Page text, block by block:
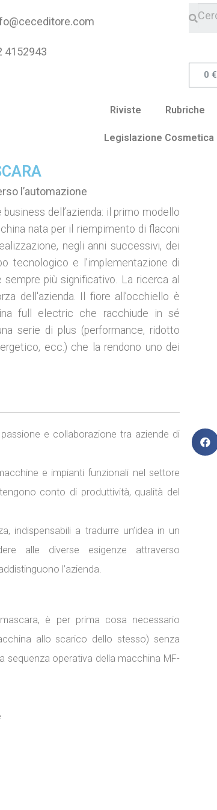
4152943
0 €
Riviste Rubriche
Legislazione Cosmetica
l’automazione
dell’azienda: il primo modello
nata per il riempimento di flaconi
negli anni successivi, dei
tecnologico e l’implementazione di
più significativo. La ricerca al
dell'azienda. Il fiore all’occhiello è
full electric che racchiude in sé
serie di plus (performance, ridotto
ecc.) che la rendono uno dei
e collaborazione tra aziende di
e impianti funzionali nel settore
conto di produttività, qualità del
indispensabili a tradurre un’idea in un
alle diverse esigenze attraverso
l’azienda.
è per prima cosa necessario
allo scarico dello stesso) senza
sequenza operativa della macchina MF-